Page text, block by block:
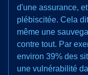
d'une assurance,
plébiscitée. Cela
même une
contre tout. Par
environ 39% des
une vulnérabilité